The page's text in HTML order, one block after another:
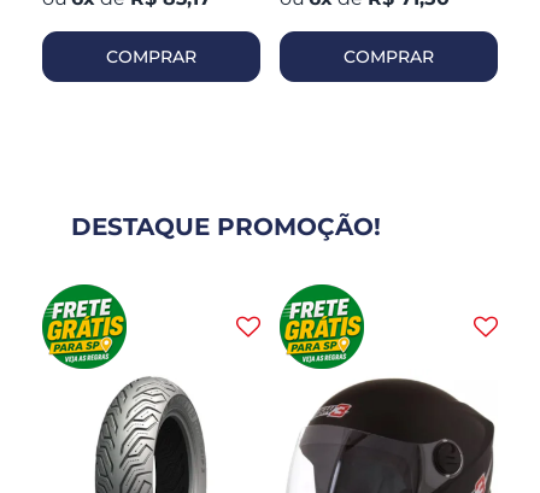
COMPRAR COMPRAR
DESTAQUE PROMOÇÃO!